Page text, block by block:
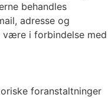
behandles
adresse og
være i forbindelse med
foranstaltninger